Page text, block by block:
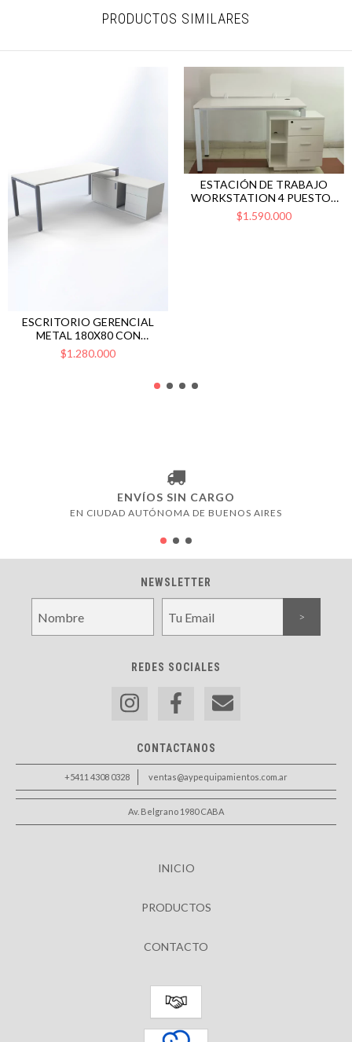
PRODUCTOS SIMILARES
ESCRITORIO GERENCIAL
METAL 180X80 CON
CREDENZA
$1.280.000
ESTACIÓN DE TRABAJO
WORKSTATION 4 PUESTOS
CON 3 CAJONES
$1.590.000
ENVÍOS SIN CARGO
EN CIUDAD AUTÓNOMA DE BUENOS AIRES
NEWSLETTER
REDES SOCIALES
CONTACTANOS
+5411 4308 0328 ventas@aypequipamientos.com.ar
Av. Belgrano 1980 CABA
INICIO
PRODUCTOS
CONTACTO